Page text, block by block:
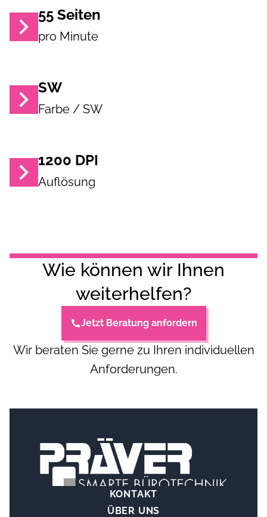
55 Seiten
pro Minute
SW
Farbe / SW
1200 DPI
Auflösung
Wie können wir Ihnen
weiterhelfen?
Jetzt Beratung anfordern
Wir beraten Sie gerne zu Ihren individuellen
Anforderungen.
KONTAKT
ÜBER UNS